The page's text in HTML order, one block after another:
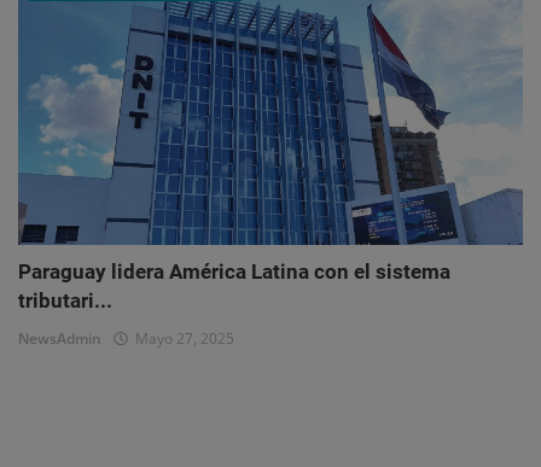
Paraguay lidera América Latina con el sistema
tributari...
NewsAdmin Mayo 27, 2025